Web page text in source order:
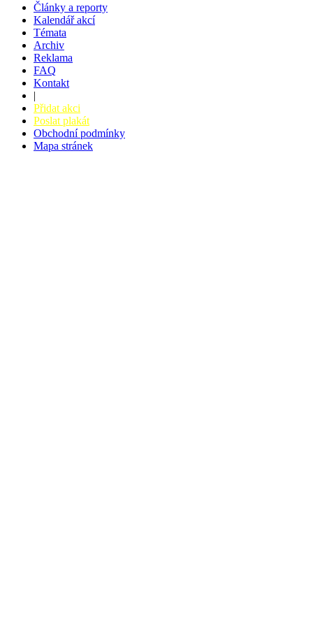
Články a reporty
Kalendář akcí
Témata
Archiv
Reklama
FAQ
Kontakt
|
Přidat akci
Poslat plakát
Obchodní podmínky
Mapa stránek